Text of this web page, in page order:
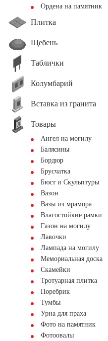
Ордена на памятник
Плитка
Щебень
Таблички
Колумбарий
Вставка из гранита
Товары
Ангел на могилу
Балясины
Бордюр
Брусчатка
Бюст и Скульптуры
Вазон
Вазы из мрамора
Влагостойкие рамки
Газон на могилу
Лавочки
Лампада на могилу
Мемориальная доска
Скамейки
Тротуарная плитка
Поребрик
Тумбы
Урна для праха
Фото на памятник
Фотоовалы